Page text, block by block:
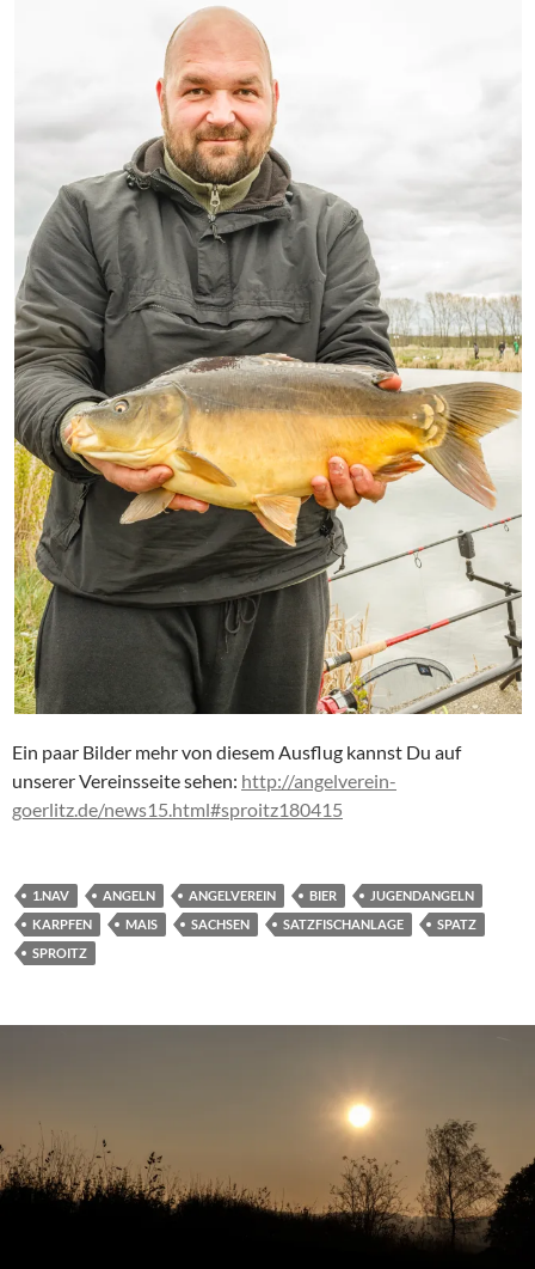
Ein paar Bilder mehr von diesem Ausflug kannst Du auf
unserer Vereinsseite sehen: http://angelverein-
goerlitz.de/news15.html#sproitz180415
1.NAV ANGELN ANGELVEREIN BIER
JUGENDANGELN
KARPFEN
MAIS SACHSEN SATZFISCHANLAGE
SPATZ
SPROITZ